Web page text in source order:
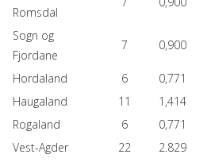
Romsdal
Sogn og
Fjordane
7 0,900
Hordaland 6 0,771
Haugaland
11 1,414
Rogaland
6 0,771
Vest-Agder
22 2.829